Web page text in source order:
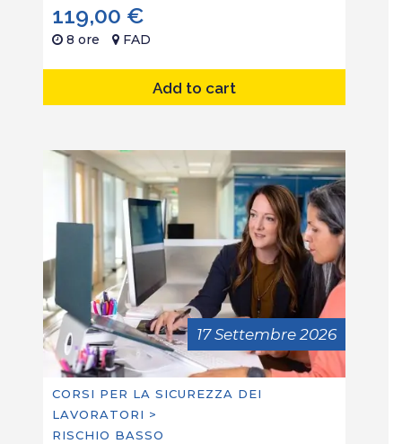
119,00 €
8 ore FAD
Add to cart
17 Settembre 2026
CORSI PER LA SICUREZZA DEI
LAVORATORI >
RISCHIO BASSO